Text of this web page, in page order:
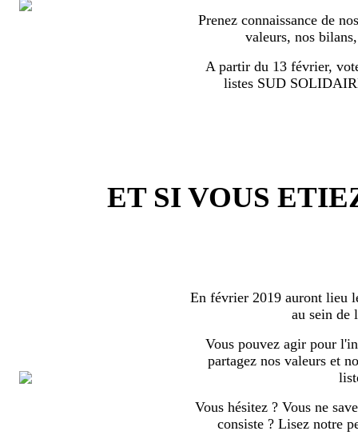
Prenez connaissance de
valeurs, nos
A partir du 13 février,
listes SUD
ET SI VOUS
En février 2019 auront lieu
au sein de
Vous pouvez agir pour
partagez nos valeurs et
Vous hésitez ? Vous ne
consiste ? Lisez notre